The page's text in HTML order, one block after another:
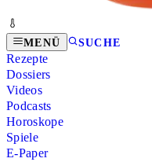
MENÜ SUCHE
Rezepte
Dossiers
Videos
Podcasts
Horoskope
Spiele
E-Paper